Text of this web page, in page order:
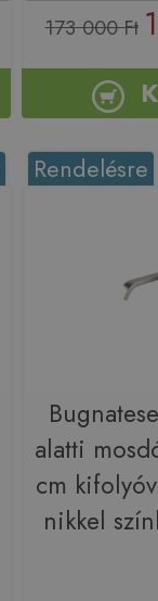
173 000 Ft
Rendelésre
alatti
cm
nikkel